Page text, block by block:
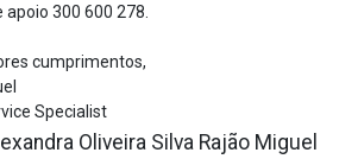
apoio 300 600 278.
cumprimentos,
Specialist
Oliveira Silva Rajão Miguel